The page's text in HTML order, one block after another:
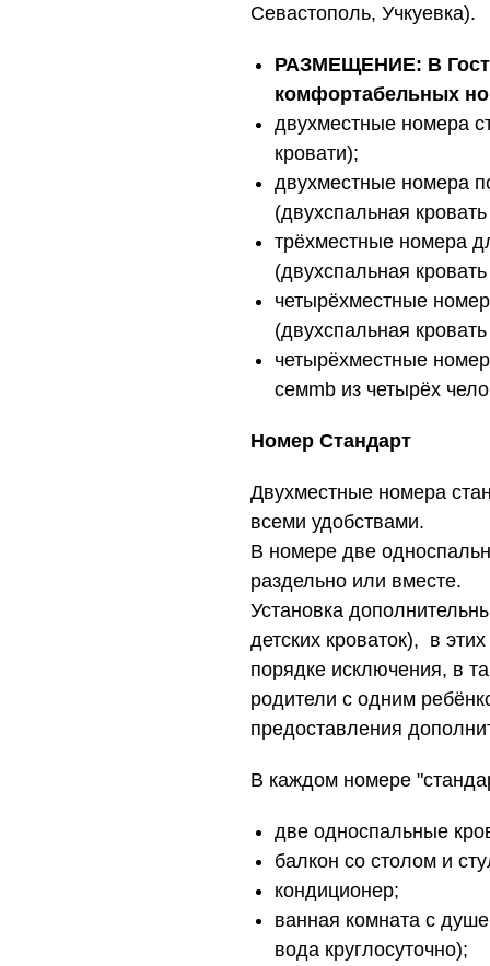
Севастополь, Учкуевка).
РАЗМЕЩЕНИЕ: В
комфортабельных
двухместные номера
кровати);
двухместные номера
(двухспальная
трёхместные номера
(двухспальная
четырёхместные
(двухспальная
четырёхместные
семmb из четырёх
Номер Стандарт
Двухместные номера
всеми удобствами.
В номере две
раздельно или вместе.
Установка
детских кроваток), в
порядке исключения, в
родители с одним
предоставления
В каждом номере
две односпальные
балкон со столом и
кондиционер;
ванная комната с
вода круглосуточно);